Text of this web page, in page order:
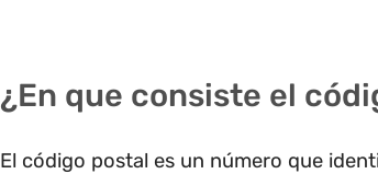
¿En que consiste el
El código postal es un número que